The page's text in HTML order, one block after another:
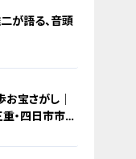
が語る、音頭
宝さがし｜
・四日市市で